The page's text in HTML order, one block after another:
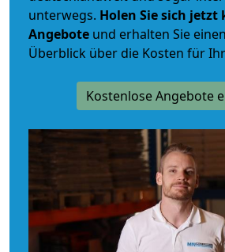
unterwegs. Holen Sie sich jetzt
Angebote und erhalten Sie
Überblick über die Kosten für
Kostenlose Angebote